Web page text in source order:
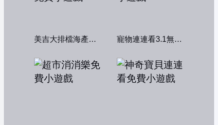
美吉大排檔海產店：中文版 寵物連連看3.1無敵版